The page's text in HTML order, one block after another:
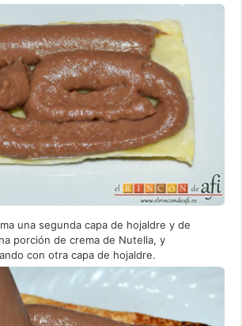
una segunda capa de hojaldre y de
porción de crema de Nutella, y
con otra capa de hojaldre.